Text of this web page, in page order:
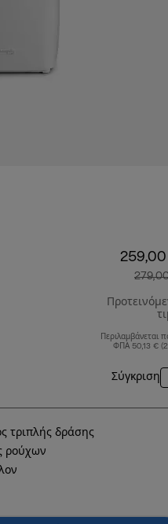
Περιλαμβάνεται
ΦΠΑ 50,13 €
Σύγκριση
τριπλής δράσης
ρούχων